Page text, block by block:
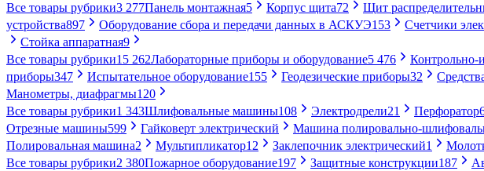
Все товары рубрики3 277Панель монтажная5 Корпус щита72 Щит
устройства897 Оборудование сбора и передачи данных в АСКУЭ153 Счетчики
Стойка аппаратная9
Все товары рубрики15 262Лабораторные приборы и оборудование5 476 Контрольно-
приборы347 Испытательное оборудование155 Геодезические приборы32
Манометры, диафрагмы120
Все товары рубрики1 343Шлифовальные машины108 Электродрели21 Перфоратор
Отрезные машины599 Гайковерт электрический Машина полировально-
Полировальная машина2 Мультипликатор12 Заклепочник электрический1
Все товары рубрики2 380Пожарное оборудование197 Защитные конструкции187